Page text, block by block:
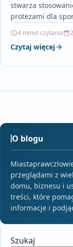
stwarza
protezami dla
4 minut czytania
Czytaj więcej
O blogu
przeglądami z
domu, biznesu i
treści, które
informacje i
Szukaj